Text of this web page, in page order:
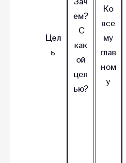
Цел
ь
ем?
С
как
ой
цел
ью?
Ко
все
му
глав
ном
у